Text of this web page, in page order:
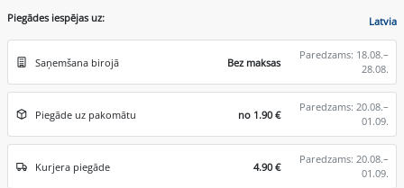
Piegādes iespējas uz: Latvia
Saņemšana birojā Bez maksas
Paredzams: 18.08.–
28.08.
Piegāde uz pakomātu no 1.90 €
Paredzams: 20.08.–
01.09.
Kurjera piegāde 4.90 €
Paredzams: 20.08.–
01.09.